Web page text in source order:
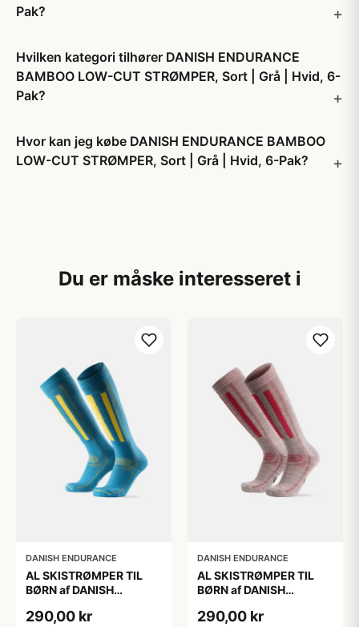
Pak?
Hvilken kategori tilhører DANISH ENDURANCE
BAMBOO LOW-CUT STRØMPER, Sort | Grå | Hvid, 6-
Pak?
Hvor kan jeg købe DANISH ENDURANCE BAMBOO
LOW-CUT STRØMPER, Sort | Grå | Hvid, 6-Pak?
Du er måske interesseret i
DANISH ENDURANCE
AL SKISTRØMPER TIL
BØRN af DANISH
35-38
290,00 kr
DANISH ENDURANCE
AL SKISTRØMPER TIL
BØRN af DANISH
Lysegrå/Lyserød, 35-38
290,00 kr